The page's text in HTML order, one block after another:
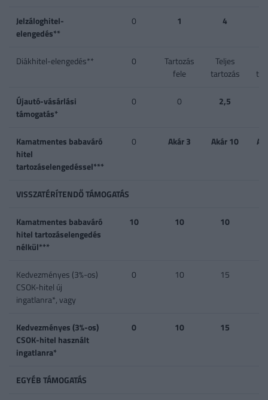
Jelzáloghitel-
elengedés**
0 1 4
Diákhitel-elengedés** 0
Tartozás
fele
Teljes
tartozás
Újautó-vásárlási
támogatás*
0 0 2,5
Kamatmentes babaváró
hitel
tartozáselengedéssel***
0 Akár 3 Akár 10
VISSZATÉRÍTENDŐ TÁMOGATÁS
Kamatmentes babaváró
hitel tartozáselengedés
nélkül***
10 10 10
Kedvezményes (3%-os)
CSOK-hitel új
ingatlanra*, vagy
0 10 15
Kedvezményes (3%-os)
CSOK-hitel használt
ingatlanra*
0 10 15
EGYÉB TÁMOGATÁS